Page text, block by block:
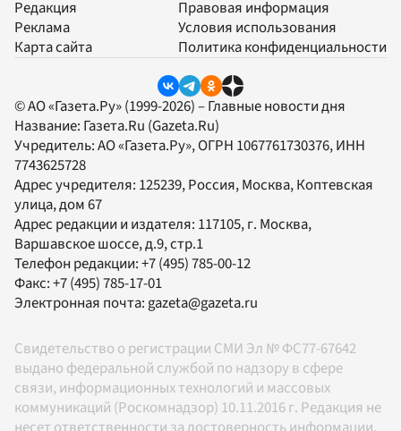
Редакция
Реклама
Карта сайта
Правовая информация
Условия использования
Политика конфиденциальности
© АО «Газета.Ру» (1999-2026) – Главные новости дня
Название: Газета.Ru (Gazeta.Ru)
Учредитель:АО «Газета.Ру», ОГРН 1067761730376, ИНН
7743625728
Адрес учредителя: 125239, Россия, Москва, Коптевская
улица, дом 67
Адрес редакции и издателя: 117105, г. Москва,
Варшавское шоссе, д.9, стр.1
Телефон редакции:+7 (495) 785-00-12
Факс:+7 (495) 785-17-01
Электронная почта:gazeta@gazeta.ru
Свидетельство о регистрации СМИ Эл № ФС77-67642
выдано федеральной службой по надзору в сфере
связи, информационных технологий и массовых
коммуникаций (Роскомнадзор) 10.11.2016 г. Редакция не